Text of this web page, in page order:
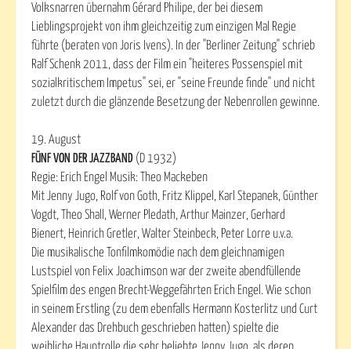
Volksnarren übernahm Gérard Philipe, der bei diesem
Lieblingsprojekt von ihm gleichzeitig zum einzigen Mal Regie
führte (beraten von Joris Ivens). In der "Berliner Zeitung" schrieb
Ralf Schenk 2011, dass der Film ein "heiteres Possenspiel mit
sozialkritischem Impetus" sei, er "seine Freunde finde" und nicht
zuletzt durch die glänzende Besetzung der Nebenrollen gewinne.
19. August
FÜNF VON DER JAZZBAND (D 1932)
Regie: Erich Engel Musik: Theo Mackeben
Mit Jenny Jugo, Rolf von Goth, Fritz Klippel, Karl Stepanek, Günther
Vogdt, Theo Shall, Werner Pledath, Arthur Mainzer, Gerhard
Bienert, Heinrich Gretler, Walter Steinbeck, Peter Lorre u.v.a.
Die musikalische Tonfilmkomödie nach dem gleichnamigen
Lustspiel von Felix Joachimson war der zweite abendfüllende
Spielfilm des engen Brecht-Weggefährten Erich Engel. Wie schon
in seinem Erstling (zu dem ebenfalls Hermann Kosterlitz und Curt
Alexander das Drehbuch geschrieben hatten) spielte die
weibliche Hauptrolle die sehr beliebte Jenny Jugo, als deren